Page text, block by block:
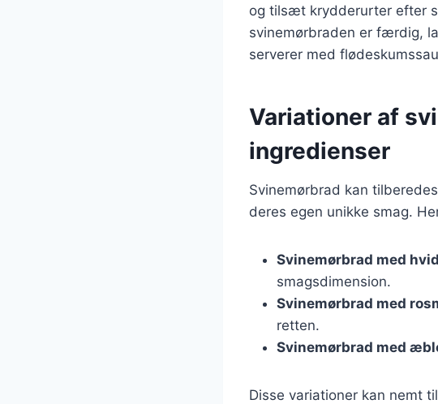
og tilsæt krydderurter efter
svinemørbraden er færdig,
serverer med
Variationer af
ingredienser
Svinemørbrad kan
deres egen unikke smag.
Svinemørbrad med
smagsdimension.
Svinemørbrad med
retten.
Svinemørbrad med
Disse variationer kan nemt